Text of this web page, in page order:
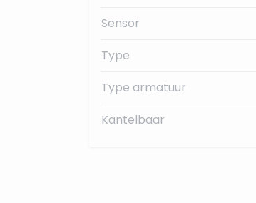
Sensor
Type
Type armatuur
Kantelbaar